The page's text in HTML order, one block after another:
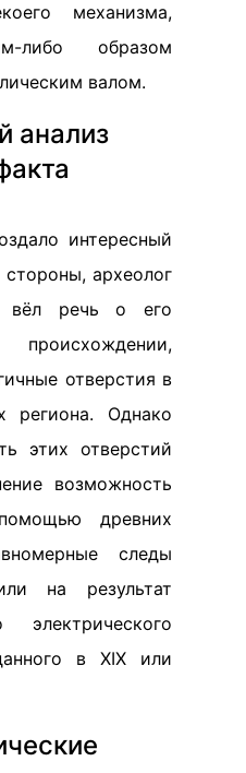
механизма,
либо образом
валом.
анализ
интересный
археолог
вёл речь о его
происхождении,
отверстия в
региона. Однако
этих отверстий
возможность
древних
следы
на результат
в XIX или